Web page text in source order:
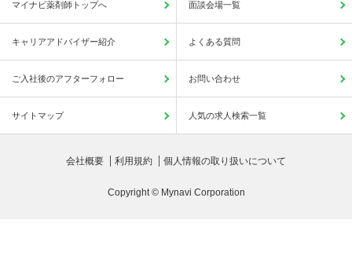
マイナビ薬剤師トップへ 面談会場一覧
キャリアアドバイザー紹介 よくある質問
ご入社後のアフターフォロー お問い合わせ
サイトマップ 人気の求人検索一覧
会社概要 利用規約 個人情報の取り扱いについて
Copyright © Mynavi Corporation